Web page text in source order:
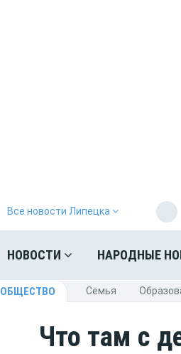
Все новости Липецка
НОВОСТИ НАРОДНЫЕ
ОБЩЕСТВО Cемья
Что там с